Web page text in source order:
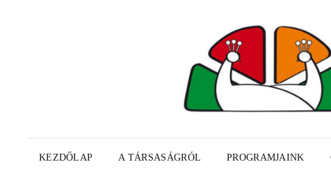
KEZDŐLAP A TÁRSASÁGRÓL PROGRAMJAINK